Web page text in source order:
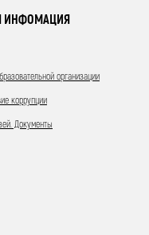
ИНФОМАЦИЯ
организации
коррупции
Документы